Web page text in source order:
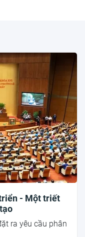
- Một triết
ra yêu cầu phân